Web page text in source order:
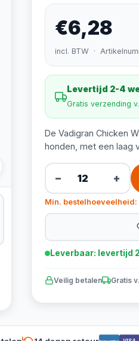
€6,28
incl. BTW ·
Levertijd 2-4
Gratis verzending
De Vadigran Chicken
honden, met een laag
− +
Min. bestelhoeveelheid:
Leverbaar: levertijd
Veilig betalen Gratis